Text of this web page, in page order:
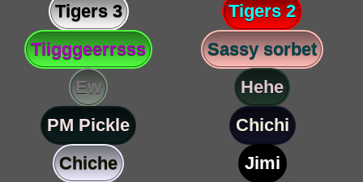
Tigers 3
Tigers 2
Tiigggeerrsss
Sassy sorbet
Ew
Hehe
PM Pickle
Chichi
Chiche
Jimi